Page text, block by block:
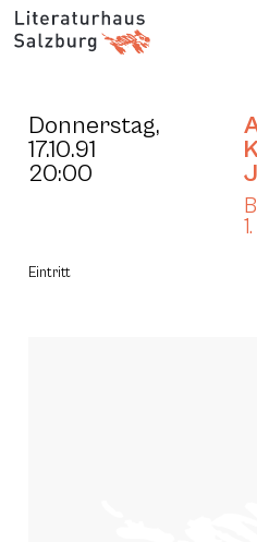
Donnerstag,
17.10.91
20:00
Eintritt